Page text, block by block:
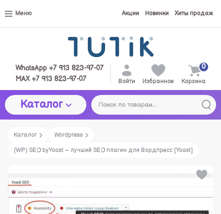
Меню Акции Новинки Хиты продаж
WhatsApp +7 913 823-97-07
MAX +7 913 823-97-07
Войти Избранное Корзина
0
Каталог
Каталог Wordpress
(WP) SEO by Yoast – лучший SEO плагин для Вордпресс [Yoast]